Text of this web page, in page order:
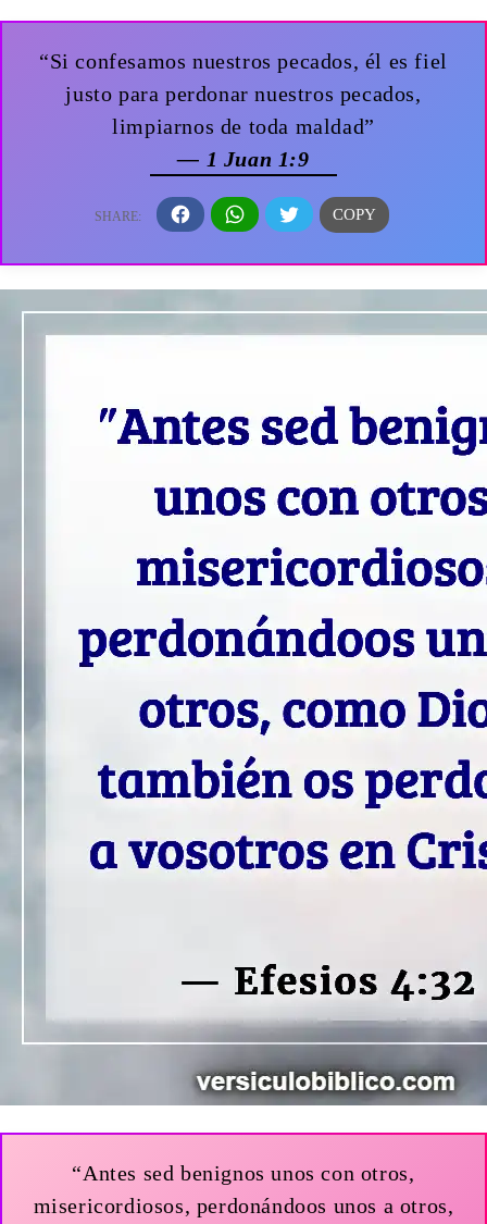
“Si confesamos nuestros pecados, él es fiel
justo para perdonar nuestros pecados,
limpiarnos de toda maldad”
— 1 Juan 1:9
“Antes sed benignos unos con otros,
misericordiosos, perdonándoos unos a otros,